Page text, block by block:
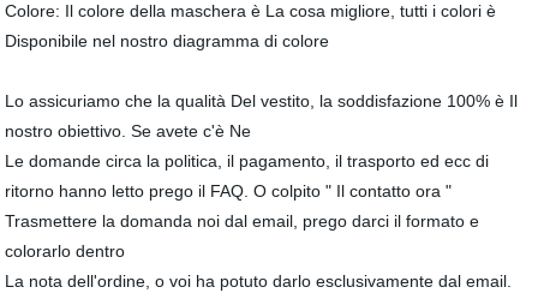
Colore: Il colore della maschera è La cosa migliore, tutti i colori è
Disponibile nel nostro diagramma di colore
Lo assicuriamo che la qualità Del vestito, la soddisfazione 100% è Il
nostro obiettivo. Se avete c'è Ne
Le domande circa la politica, il pagamento, il trasporto ed ecc di
ritorno hanno letto prego il FAQ. O colpito " Il contatto ora "
Trasmettere la domanda noi dal email, prego darci il formato e
colorarlo dentro
La nota dell'ordine, o voi ha potuto darlo esclusivamente dal email.